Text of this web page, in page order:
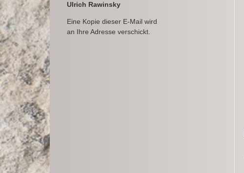
Ulrich Rawinsky
Eine Kopie dieser E-Mail wird
an Ihre Adresse verschickt.